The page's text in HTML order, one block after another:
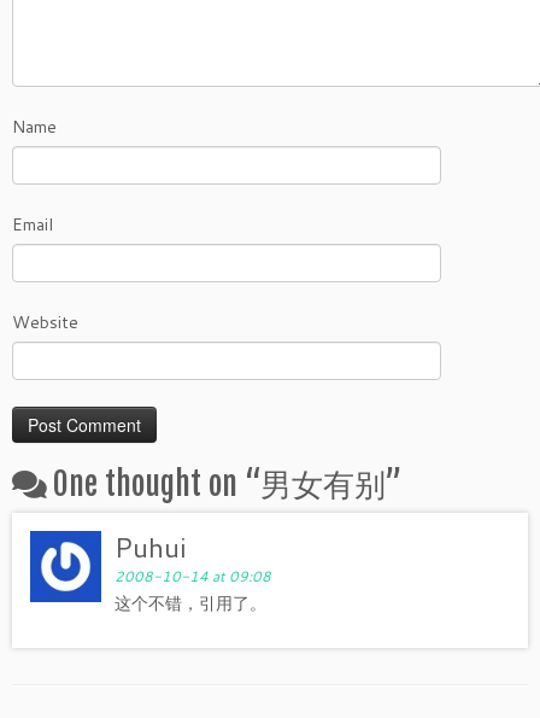
Name
Email
Website
One thought on “男女有别”
Puhui
2008-10-14 at 09:08
这个不错，引用了。